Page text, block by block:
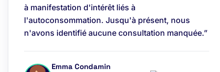
à manifestation d'intérêt liés à
l'autoconsommation. Jusqu'à présent, nous
n'avons identifié aucune consultation manquée.”
Emma Condamin